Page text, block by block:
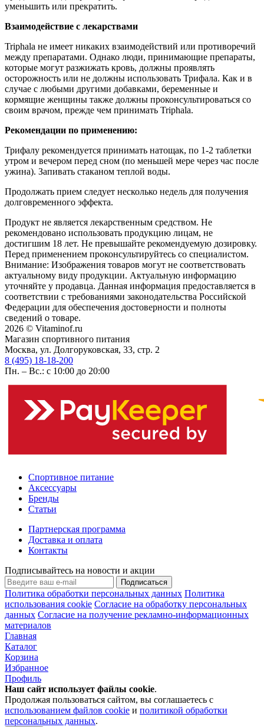
уменьшить или прекратить.
Взаимодействие с лекарствами
Triphala не имеет никаких взаимодействий или противоречий
между препаратами. Однако люди, принимающие препараты,
которые могут разжижать кровь, должны проявлять
осторожность или не должны использовать Трифала. Как и в
случае с любыми другими добавками, беременные и
кормящие женщины также должны проконсультироваться со
своим врачом, прежде чем принимать Triphala.
Рекомендации по применению:
Трифалу рекомендуется принимать натощак, по 1-2 таблетки
утром и вечером перед сном (по меньшей мере через час после
ужина). Запивать стаканом теплой воды.
Продолжать прием следует несколько недель для получения
долговременного эффекта.
Продукт не является лекарственным средством. Не
рекомендовано использовать продукцию лицам, не
достигшим 18 лет. Не превышайте рекомендуемую дозировку.
Перед применением проконсультируйтесь со специалистом.
Внимание: Изображения товаров могут не соответствовать
актуальному виду продукции. Актуальную информацию
уточняйте у продавца. Данная информация предоставляется в
соответствии с требованиями законодательства Российской
Федерации для обеспечения достоверности и полноты
сведений о товаре.
2026 © Vitaminof.ru
Магазин спортивного питания
Москва, ул. Долгоруковская, 33, стр. 2
8 (495) 18-18-200
Пн. – Вс.: с 10:00 до 20:00
Спортивное питание
Аксессуары
Бренды
Статьи
Партнерская программа
Доставка и оплата
Контакты
Подписывайтесь на новости и акции
Подписаться
Политика обработки персональных данных Политика
использования cookie Согласие на обработку персональных
данных Согласие на получение рекламно-информационных
материалов
Главная
Каталог
Корзина
Избранное
Профиль
Наш сайт использует файлы cookie.
Продолжая пользоваться сайтом, вы соглашаетесь с
использованием файлов cookie и политикой обработки
персональных данных.